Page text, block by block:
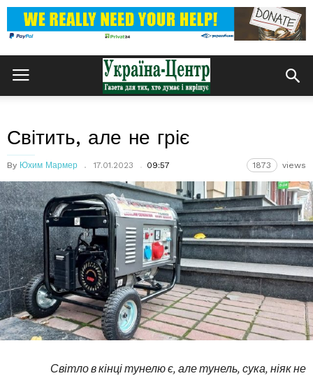
Світить, але не гріє
By Юхим Мармер 17.01.2023 09:57 1873 views
Світло в кінці тунелю є, але тунель, сука, ніяк не